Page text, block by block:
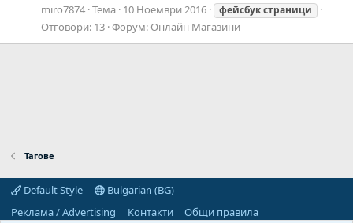
miro7874 Тема 10 Ноември 2016 фейсбукстраници
Отговори: 13 Форум: Онлайн Магазини
Тагове
Default Style
Bulgarian (BG)
Реклама / Advertising
Контакти
Общи правила